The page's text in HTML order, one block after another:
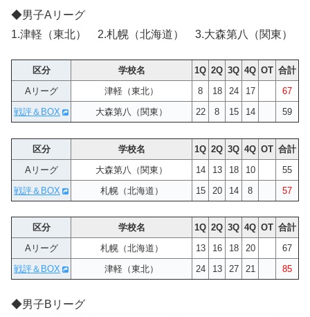
◆男子Aリーグ
1.津軽（東北） 2.札幌（北海道） 3.大森第八（関東）
区分 学校名 1Q 2Q 3Q 4Q OT 合計
Aリーグ
津軽（東北） 8 18 24 17
67
戦評＆BOX
大森第八（関東） 22 8 15 14 59
区分 学校名 1Q 2Q 3Q 4Q OT 合計
Aリーグ
大森第八（関東） 14 13 18 10
55
戦評＆BOX
札幌（北海道） 15 20 14 8 57
区分 学校名 1Q 2Q 3Q 4Q OT 合計
Aリーグ
札幌（北海道） 13 16 18 20
67
戦評＆BOX
津軽（東北） 24 13 27 21 85
◆男子Bリーグ